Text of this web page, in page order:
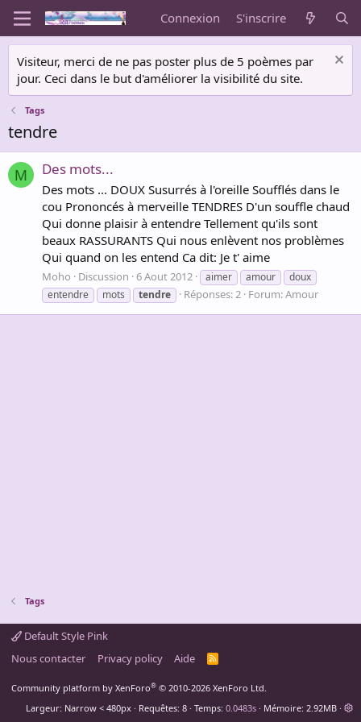
Connexion S'inscrire
Visiteur, merci de ne pas poster plus de 5 poèmes par
jour. Ceci dans le but d'améliorer la visibilité du site.
Tags
tendre
M Des mots...
Des mots ... DOUX Susurrés à l'oreille Soufflés dans le
cou Prononcés à merveille TENDRES D'un souffle chaud
Qui donne plaisir à entendre Tellement qu'ils sont
beaux RASSURANTS Qui nous enlèvent nos problèmes
Qui quand on les entend Ca dit: Je t' aime
Moho Discussion 6 Aout 2012 aimer amour
doux
entendre
mots tendre Réponses: 2 Forum:Amour
Tags
Default Style Pink
Nous contacter
Privacy policy Aide
R
Community platform by XenForo® © 2010-2026 XenForo Ltd.
Largeur
Requêtes 8 Temps 0.0483s Mémoire 2.92MB